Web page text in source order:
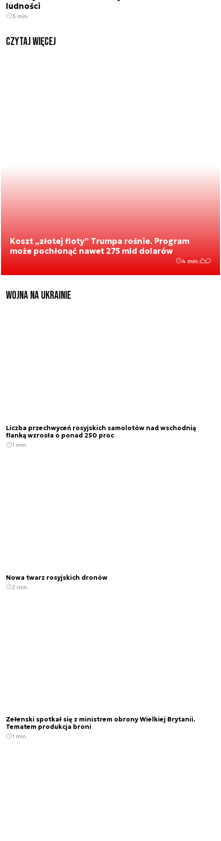
ludności
3 min.
czytaj więcej
Koszt „złotej floty” Trumpa rośnie. Program
może pochłonąć nawet 275 mld dolarów
4 min.
Wojna na Ukrainie
Liczba przechwyceń rosyjskich samolotów nad wschodnią
flanką wzrosła o ponad 250 proc
1 min.
Nowa twarz rosyjskich dronów
2 min.
Zełenski spotkał się z ministrem obrony Wielkiej Brytanii.
Tematem produkcja broni
1 min.